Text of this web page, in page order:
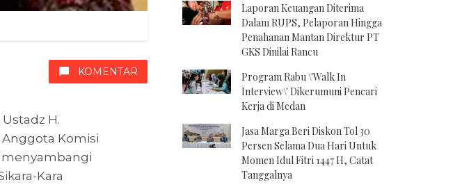
KOMENTAR
H.
Anggota Komisi
menyambangi
Kara
Laporan Keuangan Diterima
Dalam RUPS, Pelaporan Hingga
Penahanan Mantan Direktur PT
GKS Dinilai Rancu
Program Rabu \'Walk In
Interview\' Dikerumuni Pencari
Kerja di Medan
Jasa Marga Beri Diskon Tol 30
Persen Selama Dua Hari Untuk
Momen Idul Fitri 1447 H, Catat
Tanggalnya